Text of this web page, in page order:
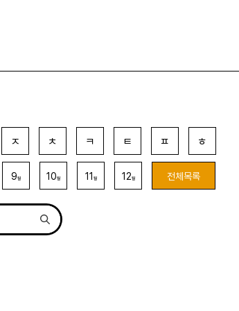
ㅈ ㅊ ㅋ ㅌ ㅍ ㅎ
9월 10월 11 월 12월 전체목록